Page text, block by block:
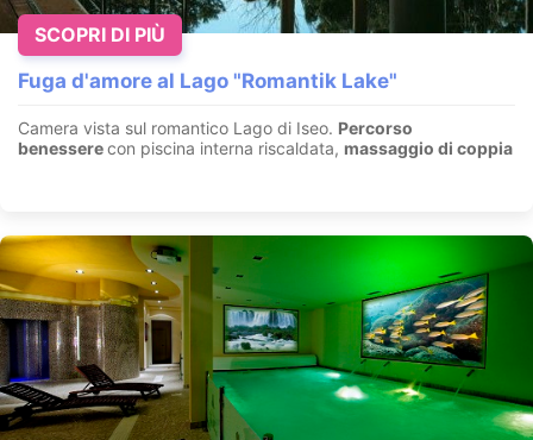
Fuga d'amore al Lago "Romantik Lake"
Camera vista sul romantico Lago di Iseo. Percorso
benesserecon piscina interna riscaldata, massaggio di coppia
SCOPRI DI PIÙ